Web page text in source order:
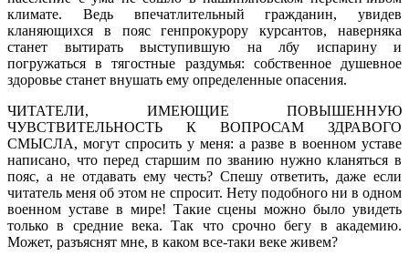
климате. Ведь впечатлительный гражданин, увидев
кланяющихся в пояс генпрокурору курсантов, наверняка
станет вытирать выступившую на лбу испарину и
погружаться в тягостные раздумья: собственное душевное
здоровье станет внушать ему определенные опасения.
ЧИТАТЕЛИ, ИМЕЮЩИЕ ПОВЫШЕННУЮ
ЧУВСТВИТЕЛЬНОСТЬ К ВОПРОСАМ ЗДРАВОГО
СМЫСЛА, могут спросить у меня: а разве в военном уставе
написано, что перед старшим по званию нужно кланяться в
пояс, а не отдавать ему честь? Спешу ответить, даже если
читатель меня об этом не спросит. Нету подобного ни в одном
военном уставе в мире! Такие сцены можно было увидеть
только в средние века. Так что срочно бегу в академию.
Может, разъяснят мне, в каком все-таки веке живем?